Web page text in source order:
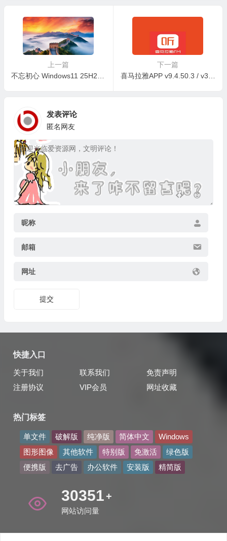
上一篇
下一篇
发表评论
匿名网友
昵称
邮箱
网址
提交
快捷入口
关于我们 联系我们
免责声明
注册协议
VIP会员 网址收藏
热门标签
单文件 破解版 纯净版 简体中文
Windows
图形图像
其他软件 特别版 免激活
绿色版
便携版
去广告 办公软件 安装版 精简版
40567 +
网站访问量